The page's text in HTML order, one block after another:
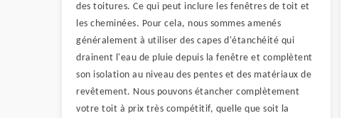
des toitures. Ce qui peut inclure les fenêtres de toit et
les cheminées. Pour cela, nous sommes amenés
généralement à utiliser des capes d'étanchéité qui
drainent l'eau de pluie depuis la fenêtre et complètent
son isolation au niveau des pentes et des matériaux de
revêtement. Nous pouvons étancher complètement
votre toit à prix très compétitif, quelle que soit la